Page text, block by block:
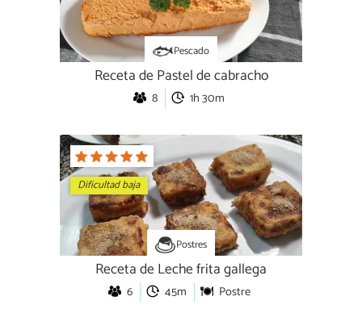
Pescado
Receta de Pastel de cabracho
8 1h 30m
Dificultad baja
Postres
Receta de Leche frita gallega
6 45m Postre